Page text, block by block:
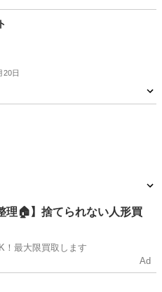
20日
電理🏠】捨てられない人形買
！最大限買取します
Ad